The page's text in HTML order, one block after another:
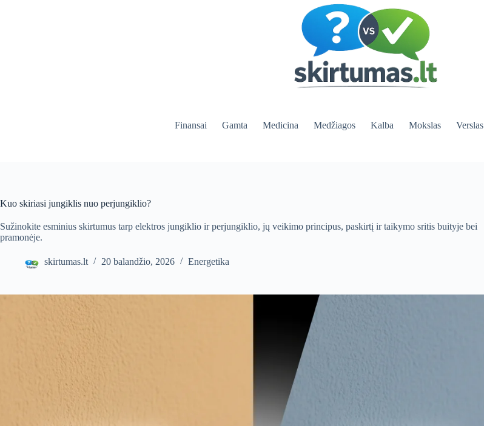
Finansai Gamta Medicina Medžiagos Kalba Mokslas Verslas
Kuo skiriasi jungiklis nuo perjungiklio?
Sužinokite esminius skirtumus tarp elektros jungiklio ir perjungiklio, jų veikimo principus, paskirtį ir taikymo sritis buityje bei
pramonėje.
skirtumas.lt 20 balandžio, 2026 Energetika